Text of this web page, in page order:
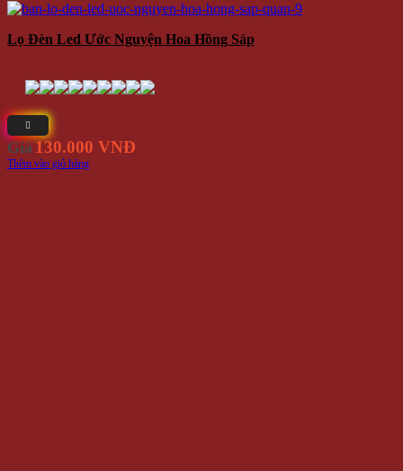
Lọ Đèn Led Ước Nguyện Hoa Hồng Sáp
Giá130.000 VNĐ
Thêm vào giỏ hàng